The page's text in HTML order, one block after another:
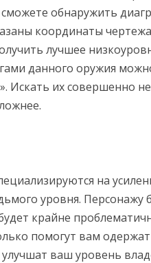
обнаружить
координаты
лучшее
данного оружия
Искать их совершенно
на
уровня. Персонажу
крайне
помогут вам
ваш уровень